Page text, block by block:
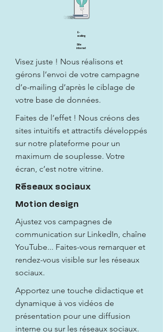
E-
mailing
Site
internet
Visez juste ! Nous réalisons et
gérons l’envoi de votre campagne
d’e-mailing d’après le ciblage de
votre base de données.
Faites de l’effet ! Nous créons des
sites intuitifs et attractifs développés
sur notre plateforme pour un
maximum de souplesse. Votre
écran, c’est notre vitrine.
Réseaux sociaux
Motion design
Ajustez vos campagnes de
communication sur LinkedIn, chaîne
YouTube... Faites-vous remarquer et
rendez-vous visible sur les réseaux
sociaux.
Apportez une touche didactique et
dynamique à vos vidéos de
présentation pour une diffusion
interne ou sur les réseaux sociaux.